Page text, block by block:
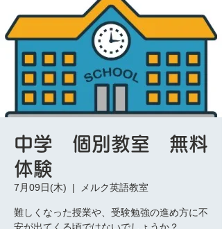
中学 個別教室 無料
体験
7月09日(木)
  |
メルク英語教室
難しくなった授業や、受験勉強の進め方に不